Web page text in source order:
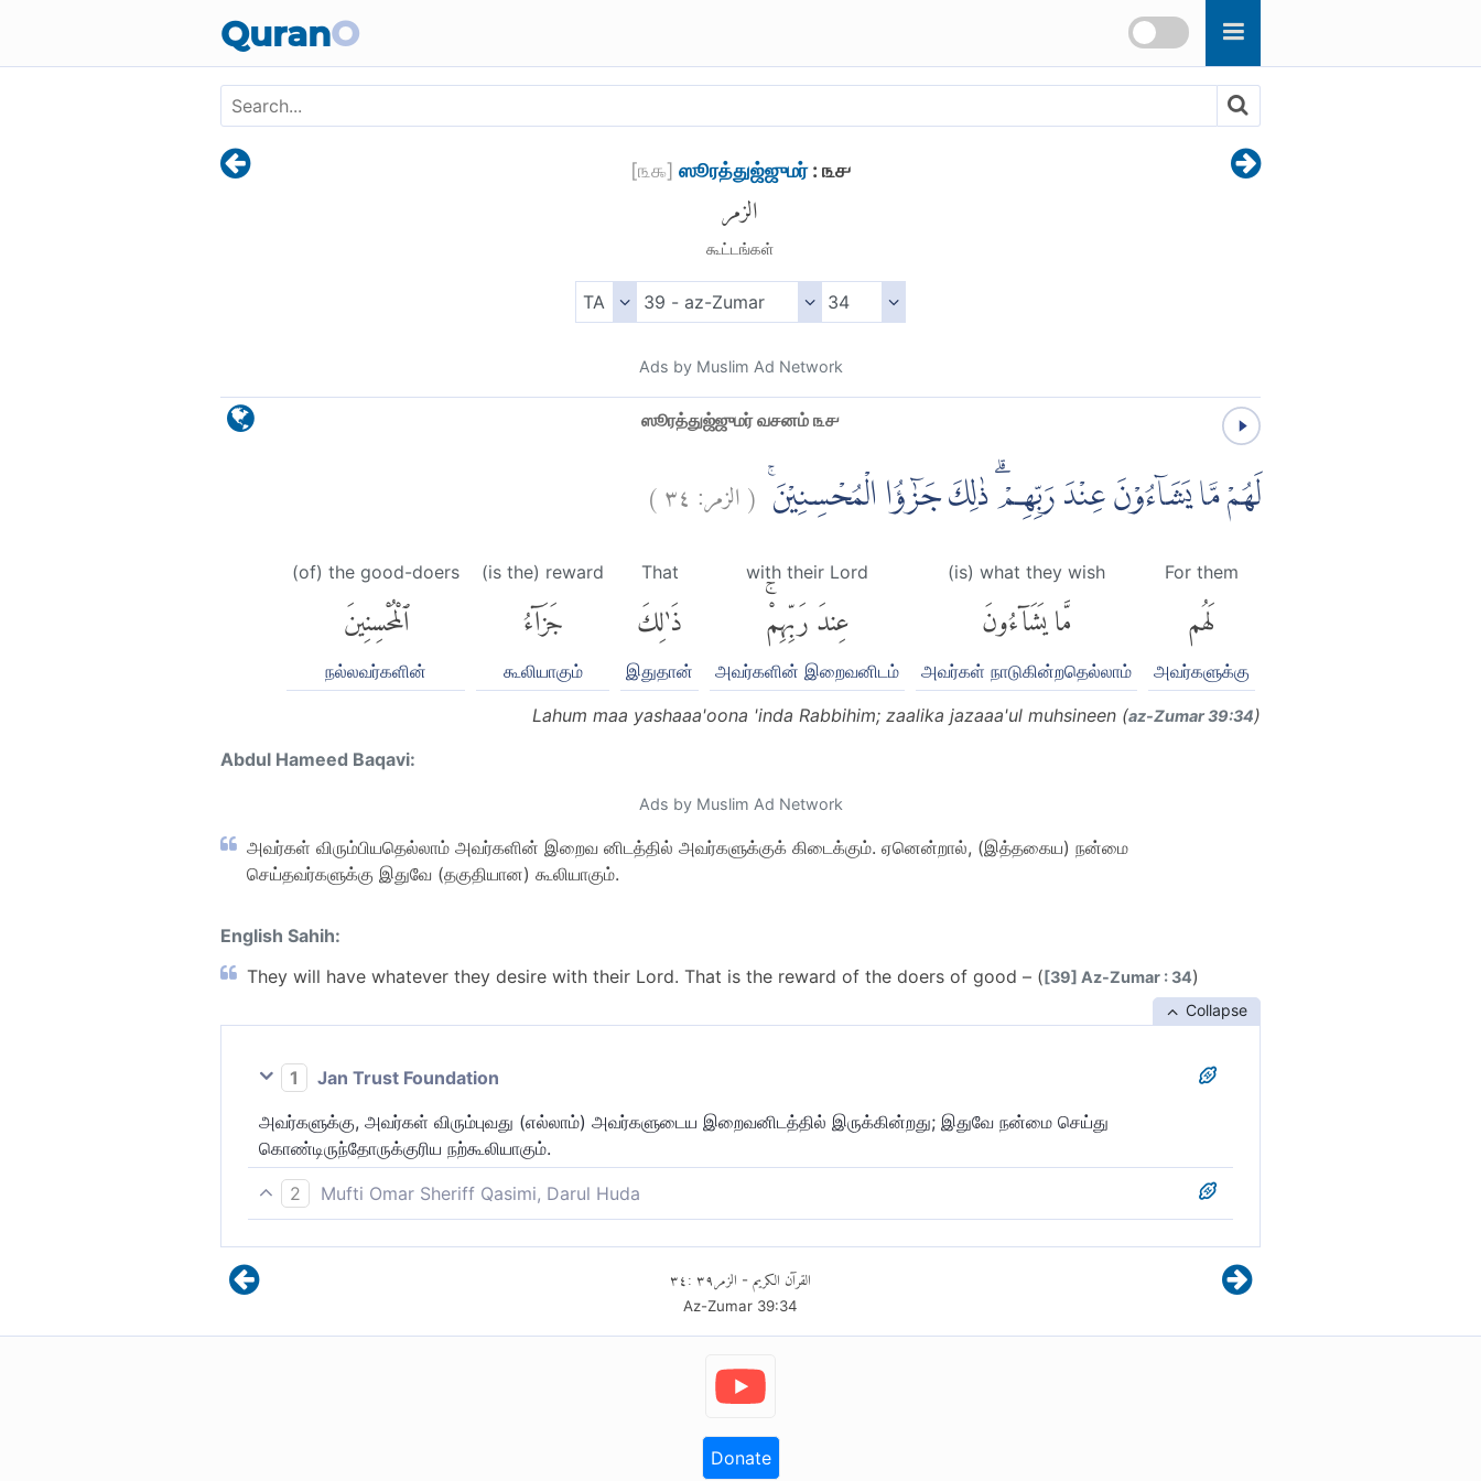
QuranO
[௩௯] ஸூரத்துஜ்ஜுமர்: ௩௪
الزمر
கூட்டங்கள்
Ads by Muslim Ad Network
ஸூரத்துஜ்ஜுமர் வசனம் ௩௪
لَهُمْ مَّا يَشَاۤءُوْنَ عِنْدَ رَبِّهِمْ ۗ ذٰلِكَ جَزٰۤؤُا الْمُحْسِنِيْنَۚ (الزمر: ٣٤)
For them
لَهُم
அவர்களுக்கு
(is) what they wish
مَّا يَشَآءُونَ
அவர்கள் நாடுகின்றதெல்லாம்
with their Lord
عِندَ رَبِّهِمْۚ
அவர்களின் இறைவனிடம்
That
ذَٰلِكَ
இதுதான்
(is the) reward
جَزَآءُ
கூலியாகும்
(of) the good-doers
ٱلْمُحْسِنِينَ
நல்லவர்களின்
Lahum maa yashaaa'oona 'inda Rabbihim; zaalika jazaaa'ul muhsineen (az-Zumar 39:34)
Abdul Hameed Baqavi:
Ads by Muslim Ad Network
அவர்கள் விரும்பியதெல்லாம் அவர்களின் இறைவ னிடத்தில் அவர்களுக்குக் கிடைக்கும். ஏனென்றால், (இத்தகைய) நன்மை
செய்தவர்களுக்கு இதுவே (தகுதியான) கூலியாகும்.
English Sahih:
They will have whatever they desire with their Lord. That is the reward of the doers of good – ([39] Az-Zumar : 34)
Collapse
1
Jan Trust Foundation
அவர்களுக்கு, அவர்கள் விரும்புவது (எல்லாம்) அவர்களுடைய இறைவனிடத்தில் இருக்கின்றது; இதுவே நன்மை செய்து
கொண்டிருந்தோருக்குரிய நற்கூலியாகும்.
2
Mufti Omar Sheriff Qasimi, Darul Huda
القرآن الكريم - الزمر٣٩:٣٤
Az-Zumar39:34
Donate